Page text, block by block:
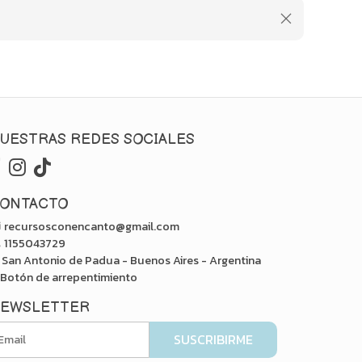
REDES SOCIALES
recursosconencanto@gmail.com
1155043729
San Antonio de Padua - Buenos Aires - Argentina
de arrepentimiento
SUSCRIBIRME